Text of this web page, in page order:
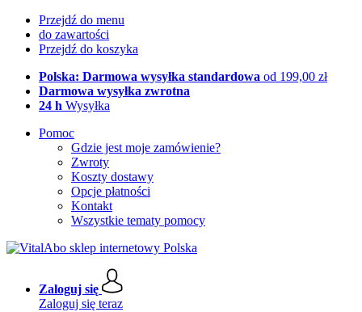
Przejdź do menu
do zawartości
Przejdź do koszyka
Polska: Darmowa wysyłka standardowa od 199,00 zł
Darmowa wysyłka zwrotna
24 h Wysyłka
Pomoc
Gdzie jest moje zamówienie?
Zwroty
Koszty dostawy
Opcje płatności
Kontakt
Wszystkie tematy pomocy
Zaloguj się
Zaloguj się teraz